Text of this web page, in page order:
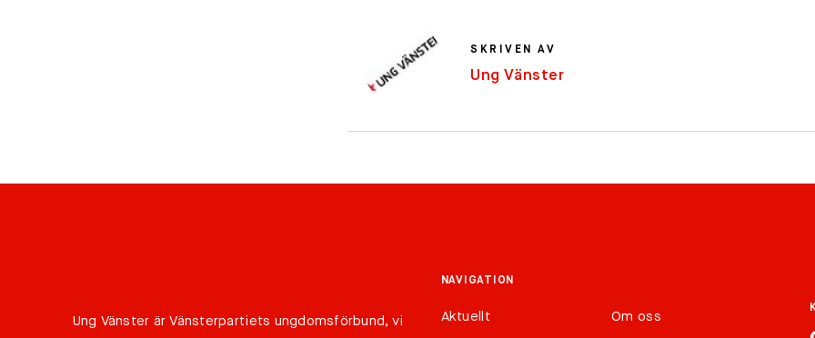
SKRIVEN AV
Ung Vänster
Ung Vänster är Vänsterpartiets ungdomsförbund, vi
NAVIGATION
Aktuellt Om oss